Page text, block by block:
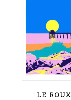
LE ROUX